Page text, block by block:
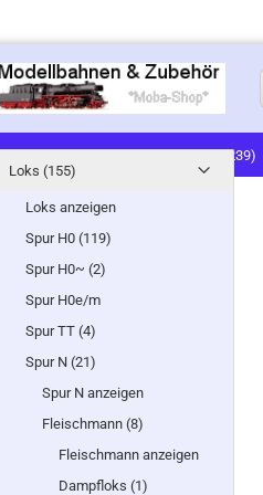
PERSONENWAGEN (239)
SIGNALE (24)
MINITANKS/MILITARY (61) ZUG- /
Loks (155)
Loks anzeigen
Spur H0 (119)
Spur H0~ (2)
Spur H0e/m
Spur TT (4)
Spur N (21)
Spur N anzeigen
Fleischmann (8)
Fleischmann anzeigen
Dampfloks (1)